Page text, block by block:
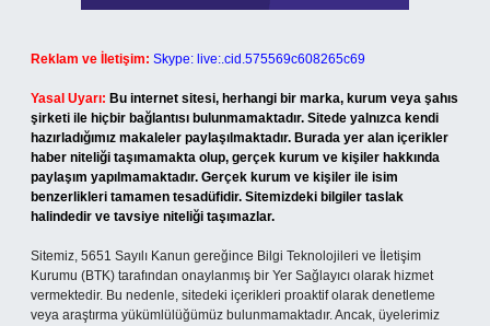
Reklam ve İletişim: Skype: live:.cid.575569c608265c69
Yasal Uyarı: Bu internet sitesi, herhangi bir marka, kurum veya şahıs
şirketi ile hiçbir bağlantısı bulunmamaktadır. Sitede yalnızca kendi
hazırladığımız makaleler paylaşılmaktadır. Burada yer alan içerikler
haber niteliği taşımamakta olup, gerçek kurum ve kişiler hakkında
paylaşım yapılmamaktadır. Gerçek kurum ve kişiler ile isim
benzerlikleri tamamen tesadüfidir. Sitemizdeki bilgiler taslak
halindedir ve tavsiye niteliği taşımazlar.
Sitemiz, 5651 Sayılı Kanun gereğince Bilgi Teknolojileri ve İletişim
Kurumu (BTK) tarafından onaylanmış bir Yer Sağlayıcı olarak hizmet
vermektedir. Bu nedenle, sitedeki içerikleri proaktif olarak denetleme
veya araştırma yükümlülüğümüz bulunmamaktadır. Ancak, üyelerimiz